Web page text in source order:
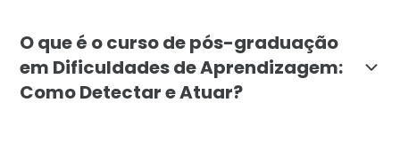
O que é o curso de pós-graduação
em Dificuldades de Aprendizagem:
Como Detectar e Atuar?